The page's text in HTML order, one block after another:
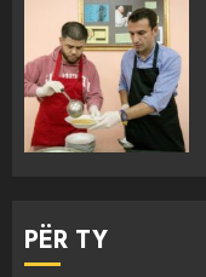
PËR TY
3